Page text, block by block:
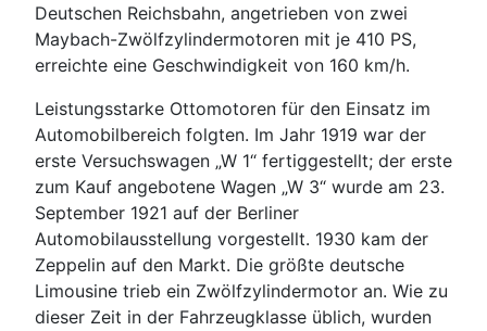
Deutschen Reichsbahn, angetrieben von zwei
Maybach-Zwölfzylindermotoren mit je 410 PS,
erreichte eine Geschwindigkeit von 160 km/h.
Leistungsstarke Ottomotoren für den Einsatz im
Automobilbereich folgten. Im Jahr 1919 war der
erste Versuchswagen „W 1“ fertiggestellt; der erste
zum Kauf angebotene Wagen „W 3“ wurde am 23.
September 1921 auf der Berliner
Automobilausstellung vorgestellt. 1930 kam der
Zeppelin auf den Markt. Die größte deutsche
Limousine trieb ein Zwölfzylindermotor an. Wie zu
dieser Zeit in der Fahrzeugklasse üblich, wurden